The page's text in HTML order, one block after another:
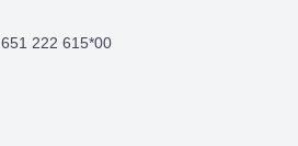
651 222 615*00